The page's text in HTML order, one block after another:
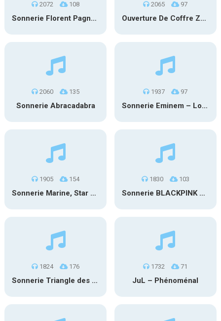
2072 108
Sonnerie Florent Pagny – T’Aimer Encore
2065 97
Ouverture De Coffre Zelda
2060 135
Sonnerie Abracadabra
1937 97
Sonnerie Eminem – Lose Yourself
1905 154
Sonnerie Marine, Star Academy – Ma faute
1830 103
Sonnerie BLACKPINK – JUMP
1824 176
Sonnerie Triangle des bermudes – Charger
1732 71
JuL – Phénoménal